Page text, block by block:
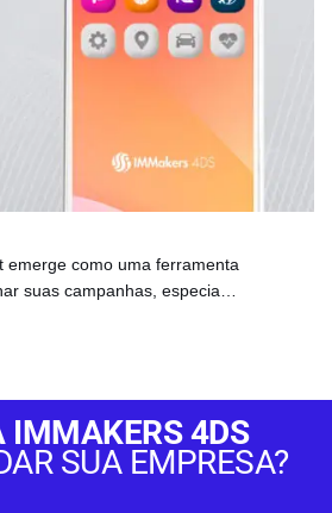
emerge como uma ferramenta
suas campanhas, especia…
IMMAKERS 4DS
SUA EMPRESA?